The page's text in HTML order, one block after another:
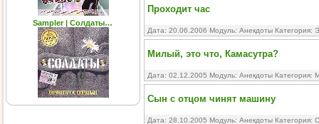
Sampler | Солдаты…
Проходит час
Дата: 20.06.2006 Модуль: Анекдоты Категория:
Милый, это что, Камасутра?
Дата: 02.12.2005 Модуль: Анекдоты Категория:
Сын с отцом чинят машину
Дата: 28.10.2005 Модуль: Анекдоты Категория: